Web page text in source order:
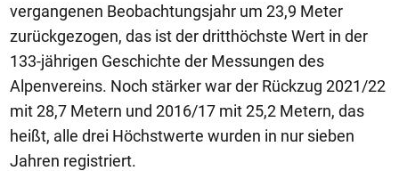
vergangenen Beobachtungsjahr um 23,9 Meter
zurückgezogen, das ist der dritthöchste Wert in der
133-jährigen Geschichte der Messungen des
Alpenvereins. Noch stärker war der Rückzug 2021/22
mit 28,7 Metern und 2016/17 mit 25,2 Metern, das
heißt, alle drei Höchstwerte wurden in nur sieben
Jahren registriert.